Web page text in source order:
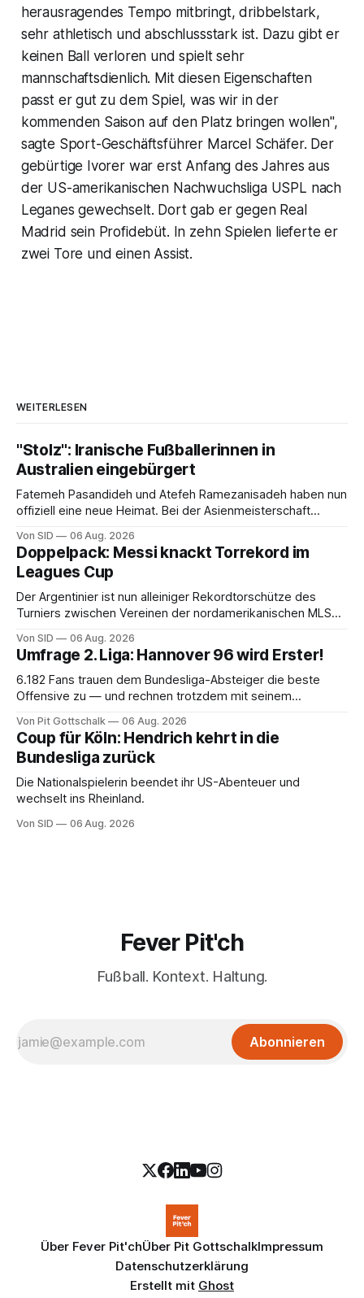
herausragendes Tempo mitbringt, dribbelstark,
sehr athletisch und abschlussstark ist. Dazu gibt er
keinen Ball verloren und spielt sehr
mannschaftsdienlich. Mit diesen Eigenschaften
passt er gut zu dem Spiel, was wir in der
kommenden Saison auf den Platz bringen wollen",
sagte Sport-Geschäftsführer Marcel Schäfer. Der
gebürtige Ivorer war erst Anfang des Jahres aus
der US-amerikanischen Nachwuchsliga USPL nach
Leganes gewechselt. Dort gab er gegen Real
Madrid sein Profidebüt. In zehn Spielen lieferte er
zwei Tore und einen Assist.
WEITERLESEN
"Stolz": Iranische Fußballerinnen in
Australien eingebürgert
Fatemeh Pasandideh und Atefeh Ramezanisadeh haben nun
offiziell eine neue Heimat. Bei der Asienmeisterschaft
Von SID 06 Aug. 2026
Doppelpack: Messi knackt Torrekord im
Leagues Cup
Der Argentinier ist nun alleiniger Rekordtorschütze des
Turniers zwischen Vereinen der nordamerikanischen MLS
Von SID 06 Aug. 2026
Umfrage 2. Liga: Hannover 96 wird Erster!
6.182 Fans trauen dem Bundesliga-Absteiger die beste
Offensive zu — und rechnen trotzdem mit seinem
Lokalrivale in Niedersachsen.
Von Pit Gottschalk 06 Aug. 2026
Coup für Köln: Hendrich kehrt in die
Bundesliga zurück
Die Nationalspielerin beendet ihr US-Abenteuer und
wechselt ins Rheinland.
Von SID 06 Aug. 2026
Fever Pit'ch
Fußball. Kontext. Haltung.
Abonnieren
Über Fever Pit'chÜber Pit GottschalkImpressum
Datenschutzerklärung
Erstellt mit Ghost